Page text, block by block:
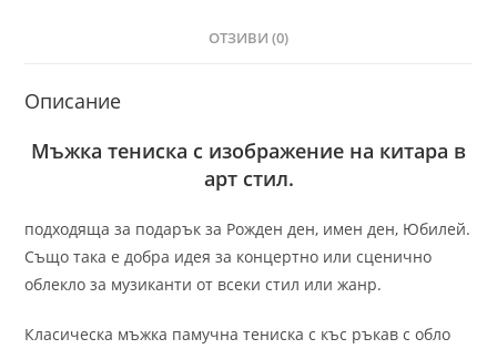
ОТЗИВИ (0)
Описание
Мъжка тениска с изображение на китара в
арт стил.
подходяща за подарък за Рожден ден, имен ден, Юбилей.
Също така е добра идея за концертно или сценично
облекло за музиканти от всеки стил или жанр.
Класическа мъжка памучна тениска с къс ръкав с обло